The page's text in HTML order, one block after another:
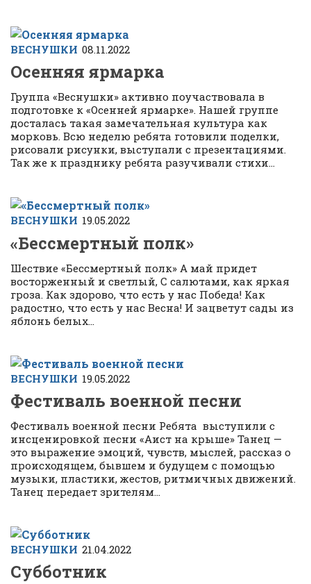
ВЕСНУШКИ 08.11.2022
Осенняя ярмарка
Группа «Веснушки» активно поучаствовала в
подготовке к «Осенней ярмарке». Нашей группе
досталась такая замечательная культура как
морковь. Всю неделю ребята готовили поделки,
рисовали рисунки, выступали с презентациями.
Так же к празднику ребята разучивали стихи...
ВЕСНУШКИ 19.05.2022
«Бессмертный полк»
Шествие «Бессмертный полк» А май придет
восторженный и светлый, С салютами, как яркая
гроза. Как здорово, что есть у нас Победа! Как
радостно, что есть у нас Весна! И зацветут сады из
яблонь белых...
ВЕСНУШКИ 19.05.2022
Фестиваль военной песни
Фестиваль военной песни Ребята выступили с
инсценировкой песни «Аист на крыше» Танец —
это выражение эмоций, чувств, мыслей, рассказ о
происходящем, бывшем и будущем с помощью
музыки, пластики, жестов, ритмичных движений.
Танец передает зрителям...
ВЕСНУШКИ 21.04.2022
Субботник